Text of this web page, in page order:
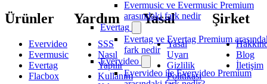
Evermusic ve Evermusic Premium
arasındaki fark nedir
Evertag
Evertag ve Evertag Premium
fark nedir
Evervideo
Evervideo ile Evervideo Premium
Ürünler
Evervideo
Evermusic
Evertag
Flacbox
Yardım
SSS
Nasıl
Yapılır
Kullanım
Yasal
Yasal
Uyarı
Gizlilik
Politikası
Şirket
Blog
İletişim